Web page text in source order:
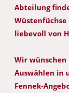
Abteilung
Wüstenfüchse
liebevoll von
Wir
Auswählen in
Fennek-